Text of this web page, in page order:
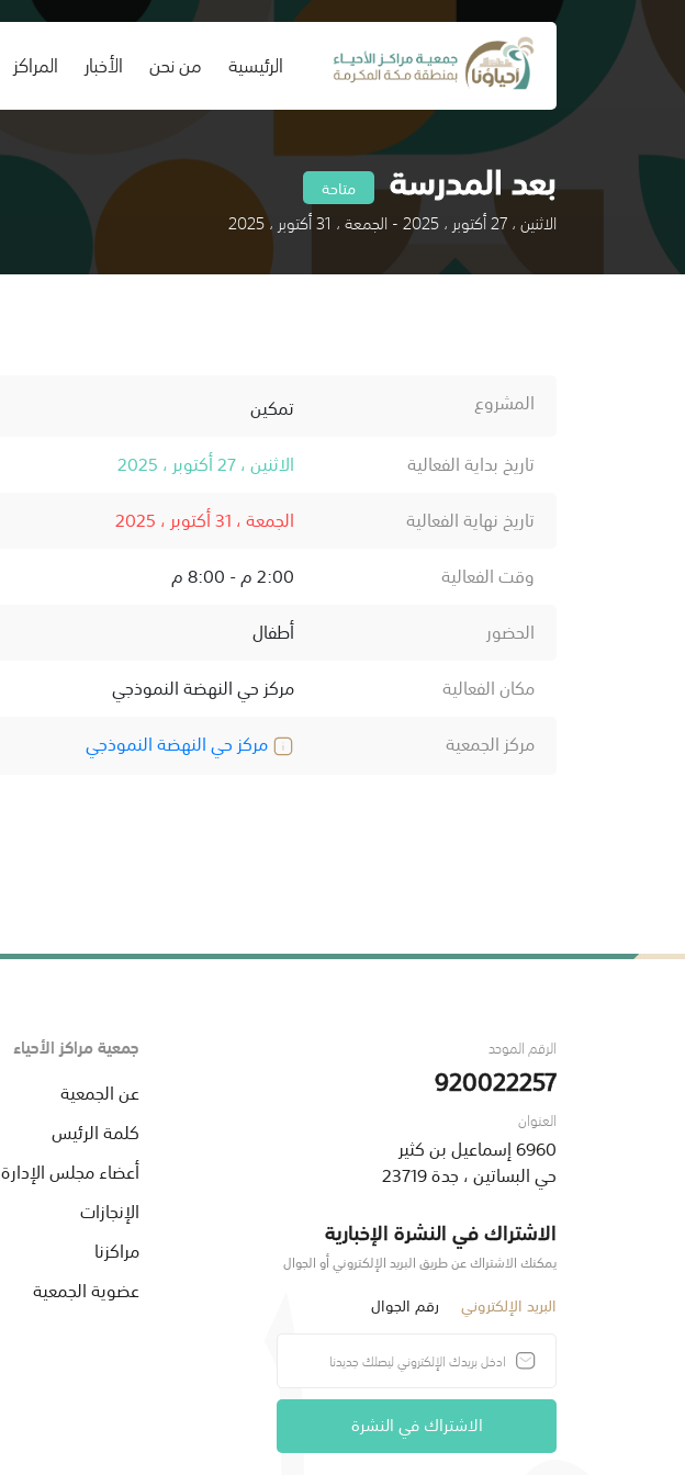
الرئيسية
(current) من نحن الأخبار المراكز
بعد المدرسة متاحة
الاثنين ، 27 أكتوبر ، 2025 - الجمعة ، 31 أكتوبر ، 2025
المشروع
تمكين
تاريخ بداية الفعالية
الاثنين ، 27 أكتوبر ، 2025
تاريخ نهاية الفعالية
الجمعة ، 31 أكتوبر ، 2025
وقت الفعالية
2:00 م - 8:00 م
الحضور
أطفال
مكان الفعالية
مركز حي النهضة النموذجي
مركز الجمعية
مركز حي النهضة النموذجي
الرقم الموحد
920022257
العنوان
6960 إسماعيل بن كثير
حي البساتين ، جدة 23719
الاشتراك في النشرة الإخبارية
يمكنك الاشتراك عن طريق البريد الإلكتروني أو الجوال
البريد الإلكتروني رقم الجوال
الاشتراك في النشرة
جمعية مراكز الأحياء
عن الجمعية
كلمة الرئيس
أعضاء مجلس الإدارة
الإنجازات
مراكزنا
عضوية الجمعية